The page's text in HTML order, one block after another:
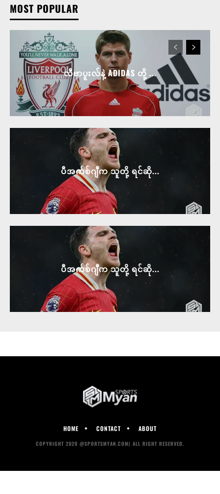
MOST POPULAR
လီဗာပူးလ်နဲ့ ADIDAS တို့ ...
ပီအက်စ်ဂျီက သူတို့ ရင်ဆို...
ပီအက်စ်ဂျီက သူတို့ ရင်ဆို...
HOME CONTACT ABOUT
COPYRIGHT 2020 @SPORTSMYAN.COM| ALL RIGHT RESERVED.